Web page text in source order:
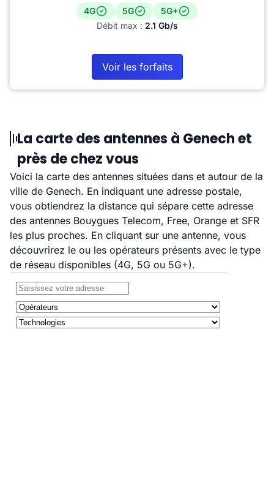
4G 5G
5G+
Débit max : 2.1 Gb/s
Voir les forfaits
La carte des antennes à Genech et
près de chez vous
Voici la carte des antennes situées dans et autour de la
ville de Genech. En indiquant une adresse postale,
vous obtiendrez la distance qui sépare cette adresse
des antennes Bouygues Telecom, Free, Orange et SFR
les plus proches. En cliquant sur une antenne, vous
découvrirez le ou les opérateurs présents avec le type
de réseau disponibles (4G, 5G ou 5G+).